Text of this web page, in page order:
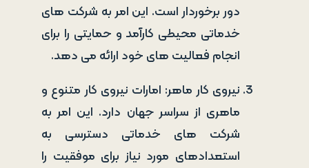
دور برخوردار است. این امر به شرکت های
خدماتی محیطی کارآمد و حمایتی را برای
انجام فعالیت های خود ارائه می دهد.
نیروی کار ماهر: امارات نیروی کار متنوع و
ماهری از سراسر جهان دارد. این امر به
شرکت های خدماتی دسترسی به
استعدادهای مورد نیاز برای موفقیت را